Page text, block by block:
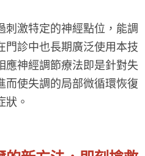
刺激特定的神經點位，能調
門診中也長期廣泛使用本技
應神經調節療法即是針對失
而使失調的局部微循環恢復
狀。